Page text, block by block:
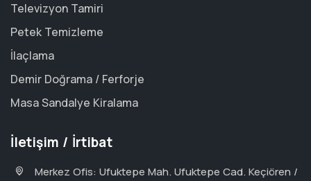
Televizyon Tamiri
Petek Temizleme
İlaçlama
Demir Doğrama / Ferforje
Masa Sandalye Kiralama
İletişim / İrtibat
Merkez Ofis: Ufuktepe Mah. Ufuktepe Cad. Keçiören /